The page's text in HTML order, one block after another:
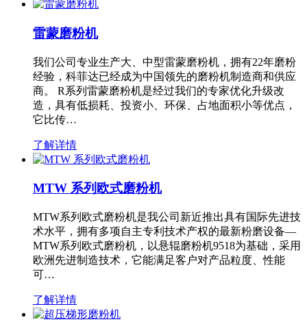
雷蒙磨粉机
我们公司专业生产大、中型雷蒙磨粉机，拥有22年磨粉
经验，科菲达已经成为中国领先的磨粉机制造商和供应
商。 R系列雷蒙磨粉机是经过我们的专家优化升级改
造，具有低损耗、投资小、环保、占地面积小等优点，
它比传…
了解详情
MTW 系列欧式磨粉机
MTW系列欧式磨粉机是我公司新近推出具有国际先进技
术水平，拥有多项自主专利技术产权的最新粉磨设备—
MTW系列欧式磨粉机，以悬辊磨粉机9518为基础，采用
欧洲先进制造技术，它能满足客户对产品粒度、性能
可…
了解详情